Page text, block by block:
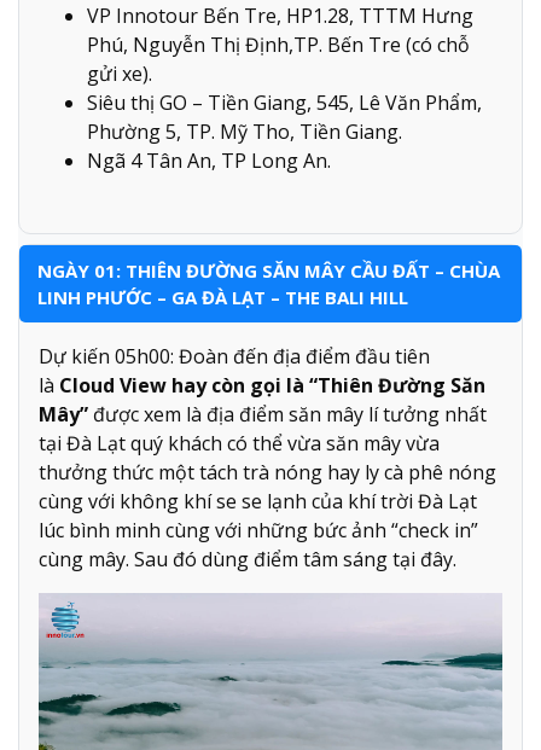
VP Innotour Bến Tre, HP1.28, TTTM Hưng
Phú, Nguyễn Thị Định,TP. Bến Tre (có chỗ
gửi xe).
Siêu thị GO – Tiền Giang, 545, Lê Văn Phẩm,
Phường 5, TP. Mỹ Tho, Tiền Giang.
Ngã 4 Tân An, TP Long An.
NGÀY 01: THIÊN ĐƯỜNG SĂN MÂY CẦU ĐẤT – CHÙA
LINH PHƯỚC – GA ĐÀ LẠT – THE BALI HILL
Dự kiến 05h00: Đoàn đến địa điểm đầu tiên
là Cloud View hay còn gọi là “Thiên Đường Săn
Mây” được xem là địa điểm săn mây lí tưởng nhất
tại Đà Lạt quý khách có thể vừa săn mây vừa
thưởng thức một tách trà nóng hay ly cà phê nóng
cùng với không khí se se lạnh của khí trời Đà Lạt
lúc bình minh cùng với những bức ảnh “check in”
cùng mây. Sau đó dùng điểm tâm sáng tại đây.